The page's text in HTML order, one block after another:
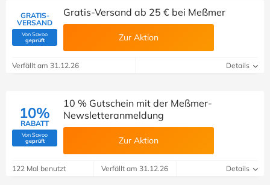
GRATIS-
VERSAND
Von Savoo
geprüft(Von Savoo geprüft)
Gratis-Versand ab 25 € bei Meßmer
Zur Aktion
Verfällt am 31.12.26 Details
10%
RABATT
Von Savoo
geprüft(Von Savoo geprüft)
10 % Gutschein mit der Meßmer-
Newsletteranmeldung
Zur Aktion
122 Mal benutzt Verfällt am 31.12.26 Details